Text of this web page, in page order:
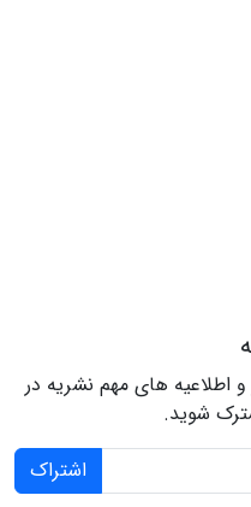
و اطلاعیه های مهم نشریه در
شوید.
اشتراک